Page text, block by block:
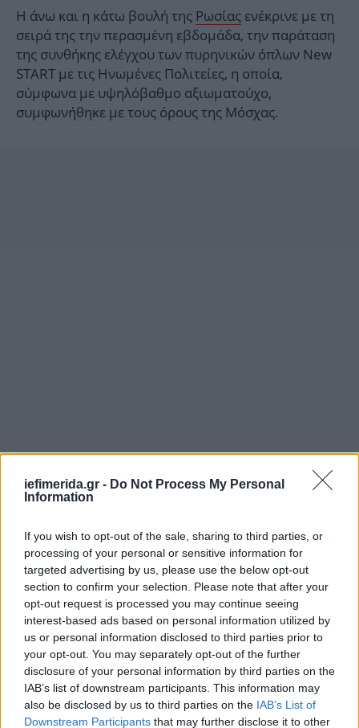
iefimerida.gr - Do Not Process My Personal
Information
If you wish to opt-out of the sale, sharing to third parties, or
processing of your personal or sensitive information for
targeted advertising by us, please use the below opt-out
section to confirm your selection. Please note that after your
opt-out request is processed you may continue seeing
interest-based ads based on personal information utilized by
us or personal information disclosed to third parties prior to
your opt-out. You may separately opt-out of the further
disclosure of your personal information by third parties on the
IAB’s list of downstream participants. This information may
also be disclosed by us to third parties on the IAB’s List of
Downstream Participants that may further disclose it to other
Η άνω και η κάτω βουλή της Ρωσίας ενέκρινε με τη
σειρά της την περασμένη εβδομάδα, την παράταση
της συνθήκης ελέγχου των πυρηνικών όπλων New
START με τις Ηνωμένες Πολιτείες, η οποία,
σύμφωνα με υψηλόβαθμο αξιωματούχο,
συμφωνήθηκε με τους όρους της Μόσχας.